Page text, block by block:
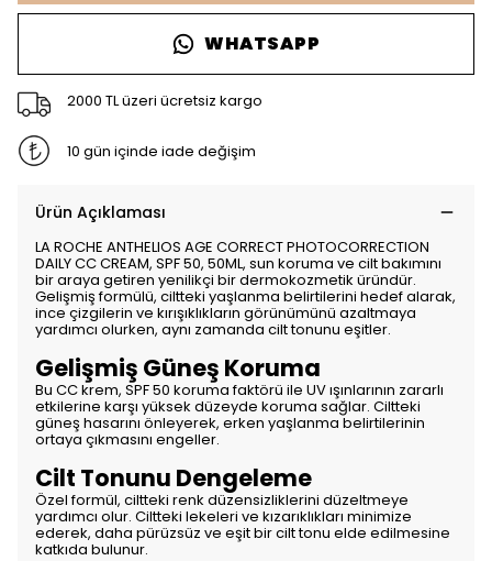
WHATSAPP
2000 TL üzeri ücretsiz kargo
10 gün içinde iade değişim
Ürün Açıklaması
LA ROCHE ANTHELIOS AGE CORRECT PHOTOCORRECTION
DAILY CC CREAM, SPF 50, 50ML, sun koruma ve cilt bakımını
bir araya getiren yenilikçi bir dermokozmetik üründür.
Gelişmiş formülü, ciltteki yaşlanma belirtilerini hedef alarak,
ince çizgilerin ve kırışıklıkların görünümünü azaltmaya
yardımcı olurken, aynı zamanda cilt tonunu eşitler.
Gelişmiş Güneş Koruma
Bu CC krem, SPF 50 koruma faktörü ile UV ışınlarının zararlı
etkilerine karşı yüksek düzeyde koruma sağlar. Ciltteki
güneş hasarını önleyerek, erken yaşlanma belirtilerinin
ortaya çıkmasını engeller.
Cilt Tonunu Dengeleme
Özel formül, ciltteki renk düzensizliklerini düzeltmeye
yardımcı olur. Ciltteki lekeleri ve kızarıklıkları minimize
ederek, daha pürüzsüz ve eşit bir cilt tonu elde edilmesine
katkıda bulunur.